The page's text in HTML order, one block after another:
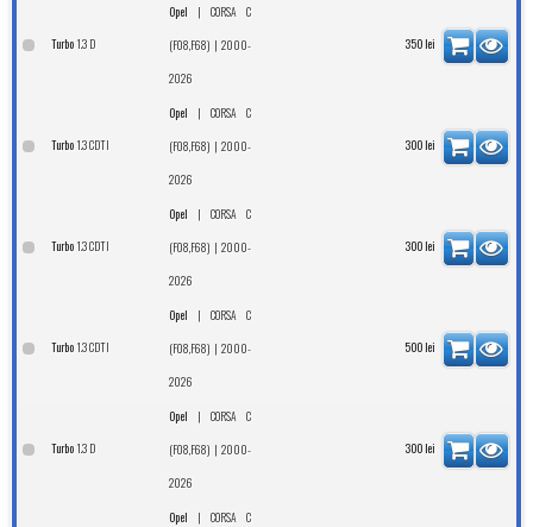
Turbo 1.3 D
Opel |CORSA C
(F08,F68) | 2000-
2026
350 lei
Turbo 1.3 CDTI
Opel |CORSA C
(F08,F68) | 2000-
2026
300 lei
Turbo 1.3 CDTI
Opel |CORSA C
(F08,F68) | 2000-
2026
300 lei
Turbo 1.3 CDTI
Opel |CORSA C
(F08,F68) | 2000-
2026
500 lei
Turbo 1.3 D
Opel |CORSA C
(F08,F68) | 2000-
2026
300 lei
Opel |CORSA C